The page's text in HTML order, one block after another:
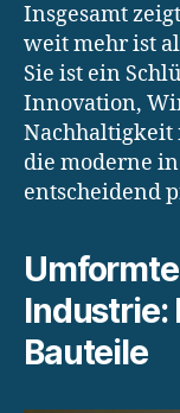
Insgesamt
weit mehr ist
Sie ist ein
Innovation,
Nachhaltigkeit
die moderne
entscheidend
Industrie:
Bauteile